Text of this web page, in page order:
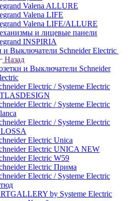
Valena ALLURE
Valena LIFE
Valena LIFE/ALLURE
и лицевые панели
INSPIRIA
и Выключатели Schneider Electric
Назад
и Выключатели Schneider
Electric / Systeme Electric
Electric / Systeme Electric
Electric / Systeme Electric
Electric Unica
Electric UNICA NEW
Electric W59
Electric Прима
Electric / Systeme Electric
by Systeme Electric